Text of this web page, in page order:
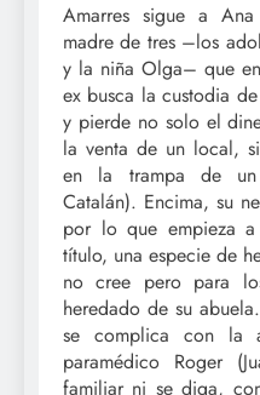
Amarres sigue a
madre de tres –los
y la niña Olga– que
ex busca la custodia
y pierde no solo el
la venta de un local,
en la trampa de un
Catalán). Encima, su
por lo que empieza
título, una especie de
no cree pero para
heredado de su
se complica con la
paramédico Roger
familiar ni se diga,